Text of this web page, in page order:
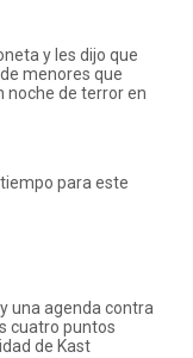
y les dijo que
menores que
noche de terror en
para este
una agenda contra
cuatro puntos
de Kast